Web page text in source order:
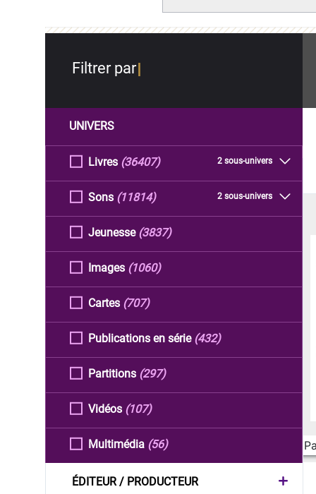
Filtrer par
UNIVERS
Livres 2 sous-univers
(36407)
Sons 2 sous-univers
(11814)
Jeunesse (3837)
Images (1060)
Cartes (707)
Publications en série (432)
Partitions (297)
Vidéos (107)
Multimédia (56)
ÉDITEUR / PRODUCTEUR